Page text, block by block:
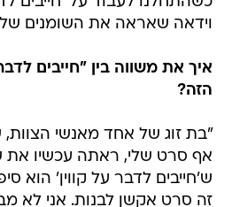
וידאה שאראה את השומנים
איך את משווה בין "חייבים
הזה?
"בת זוג של אחד מאנשי
אף סרט שלי, ראתה עכשיו את
ש'חייבים לדבר על קווין' הוא
זה סרט אקשן לבנות. אני לא